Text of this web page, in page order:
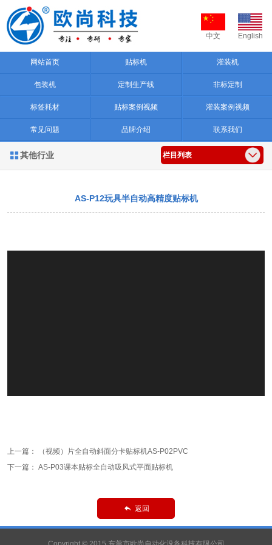
中文 English
网站首页 贴标机 灌装机
包装机 定制生产线 非标定制
标签耗材 贴标案例视频 灌装案例视频
常见问题 品牌介绍 联系我们
 其他行业 栏目列表
AS-P12玩具半自动高精度贴标机
上一篇：
（视频）片全自动斜面分卡贴标机AS-P02PVC
下一篇： AS-P03课本贴标全自动吸风式平面贴标机
 返回